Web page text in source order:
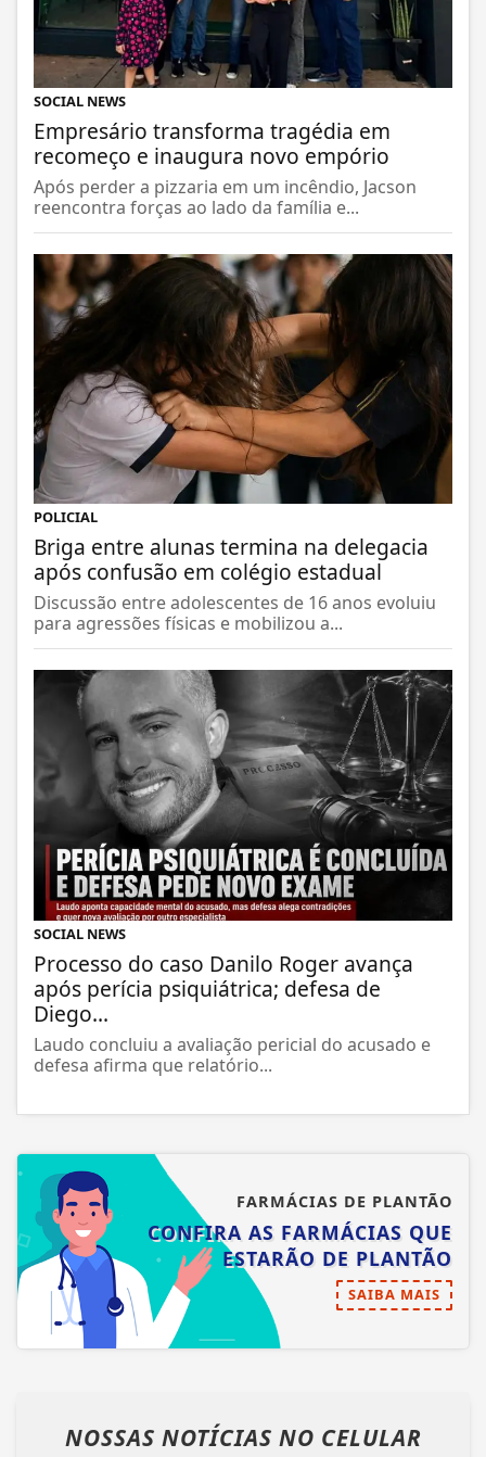
SOCIAL NEWS
Empresário transforma tragédia em
recomeço e inaugura novo empório
Após perder a pizzaria em um incêndio, Jacson
reencontra forças ao lado da família e...
POLICIAL
Briga entre alunas termina na delegacia
após confusão em colégio estadual
Discussão entre adolescentes de 16 anos evoluiu
para agressões físicas e mobilizou a...
SOCIAL NEWS
Processo do caso Danilo Roger avança
após perícia psiquiátrica; defesa de
Diego...
Laudo concluiu a avaliação pericial do acusado e
defesa afirma que relatório...
FARMÁCIAS DE PLANTÃO
CONFIRA AS FARMÁCIAS QUE
ESTARÃO DE PLANTÃO
SAIBA MAIS
NOSSAS NOTÍCIAS NO CELULAR